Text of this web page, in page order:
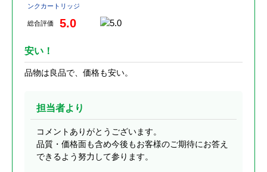
ンクカートリッジ
総合評価 5.0
安い！
品物は良品で、価格も安い。
担当者より
コメントありがとうございます。
品質・価格面も含め今後もお客様のご期待にお答え
できるよう努力して参ります。